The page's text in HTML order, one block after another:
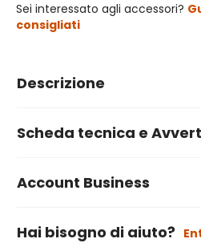
Sei interessato agli accessori?
consigliati
Descrizione
Scheda tecnica e
Account Business
Hai bisogno di aiuto?